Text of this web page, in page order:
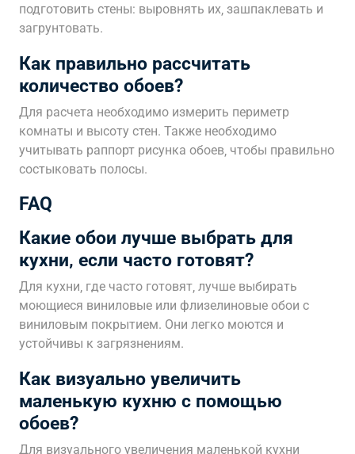
подготовить стены: выровнять их‚ зашпаклевать и
загрунтовать.
Как правильно рассчитать
количество обоев?
Для расчета необходимо измерить периметр
комнаты и высоту стен. Также необходимо
учитывать раппорт рисунка обоев‚ чтобы правильно
состыковать полосы.
FAQ
Какие обои лучше выбрать для
кухни‚ если часто готовят?
Для кухни‚ где часто готовят‚ лучше выбирать
моющиеся виниловые или флизелиновые обои с
виниловым покрытием. Они легко моются и
устойчивы к загрязнениям.
Как визуально увеличить
маленькую кухню с помощью
обоев?
Для визуального увеличения маленькой кухни